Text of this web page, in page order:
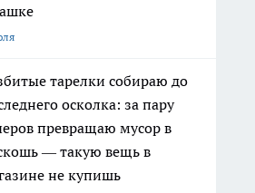
тарелки собираю до
осколка: за пару
превращаю мусор в
— такую вещь в
не купишь